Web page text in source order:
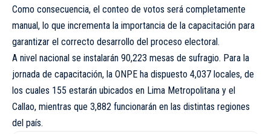
Como consecuencia, el conteo de votos será completamente
manual, lo que incrementa la importancia de la capacitación para
garantizar el correcto desarrollo del proceso electoral.
A nivel nacional se instalarán 90,223 mesas de sufragio. Para la
jornada de capacitación, la ONPE ha dispuesto 4,037 locales, de
los cuales 155 estarán ubicados en Lima Metropolitana y el
Callao, mientras que 3,882 funcionarán en las distintas regiones
del país.